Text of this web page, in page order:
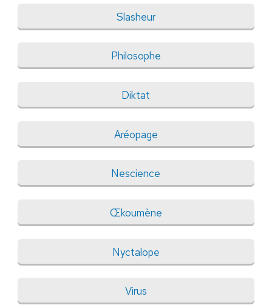
Slasheur
Philosophe
Diktat
Aréopage
Nescience
Œkoumène
Nyctalope
Virus